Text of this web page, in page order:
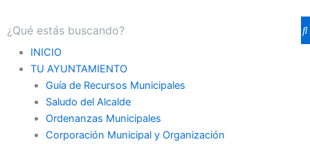
INICIO
TU AYUNTAMIENTO
Guía de Recursos Municipales
Saludo del Alcalde
Ordenanzas Municipales
Corporación Municipal y Organización